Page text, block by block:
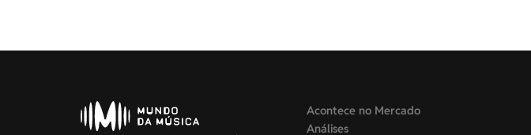
Acontece no Mercado
Análises